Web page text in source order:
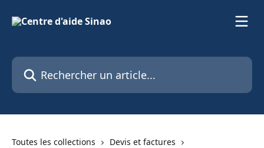
Rechercher un article...
Toutes les collections
Devis et factures